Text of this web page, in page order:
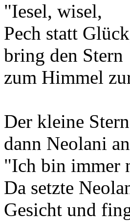
"Iesel, wisel,
Pech statt
bring den Stern
zum Himmel
Der kleine
dann Neolani
"Ich bin immer
Da setzte
Gesicht und